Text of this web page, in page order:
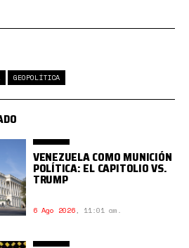
GEOPOLÍTICA
VENEZUELA COMO MUNICIÓN
POLÍTICA: EL CAPITOLIO VS.
TRUMP
6 Ago 2026, 11:01 am.